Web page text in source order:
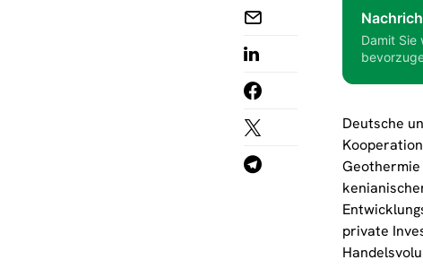
Damit Sie
Deutsche
private